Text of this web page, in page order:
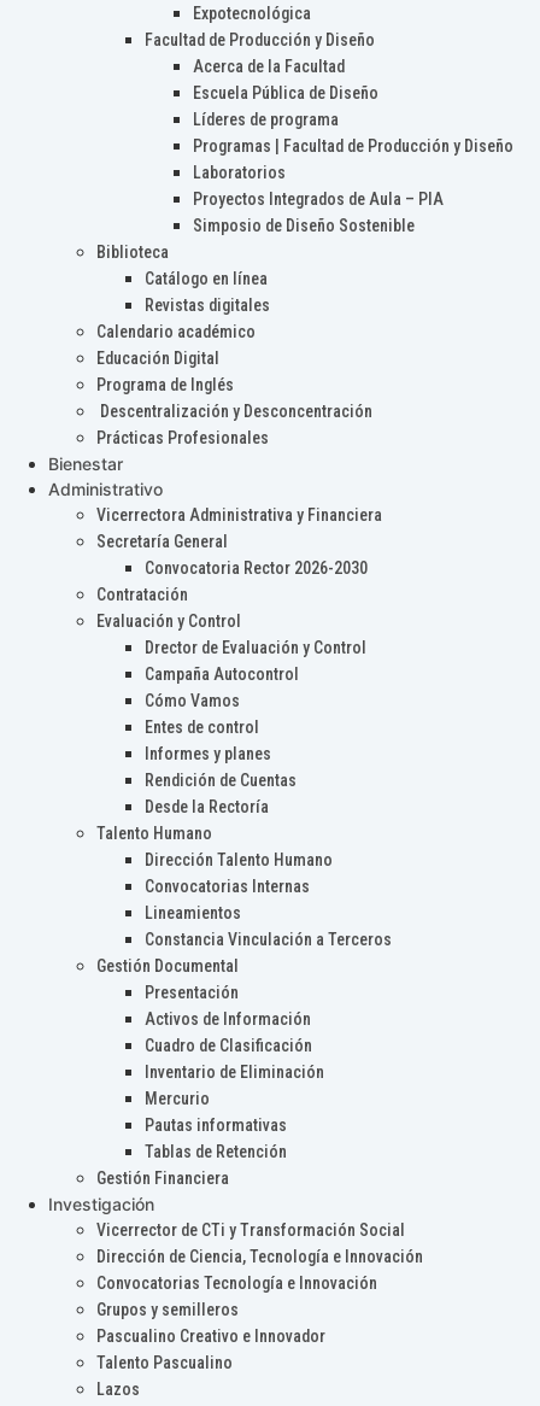
Expotecnológica
Facultad de Producción y Diseño
Acerca de la Facultad
Escuela Pública de Diseño
Líderes de programa
Programas | Facultad de Producción y Diseño
Laboratorios
Proyectos Integrados de Aula – PIA
Simposio de Diseño Sostenible
Biblioteca
Catálogo en línea
Revistas digitales
Calendario académico
Educación Digital
Programa de Inglés
Descentralización y Desconcentración
Prácticas Profesionales
Bienestar
Administrativo
Vicerrectora Administrativa y Financiera
Secretaría General
Convocatoria Rector 2026-2030
Contratación
Evaluación y Control
Drector de Evaluación y Control
Campaña Autocontrol
Cómo Vamos
Entes de control
Informes y planes
Rendición de Cuentas
Desde la Rectoría
Talento Humano
Dirección Talento Humano
Convocatorias Internas
Lineamientos
Constancia Vinculación a Terceros
Gestión Documental
Presentación
Activos de Información
Cuadro de Clasificación
Inventario de Eliminación
Mercurio
Pautas informativas
Tablas de Retención
Gestión Financiera
Investigación
Vicerrector de CTi y Transformación Social
Dirección de Ciencia, Tecnología e Innovación
Convocatorias Tecnología e Innovación
Grupos y semilleros
Pascualino Creativo e Innovador
Talento Pascualino
Lazos